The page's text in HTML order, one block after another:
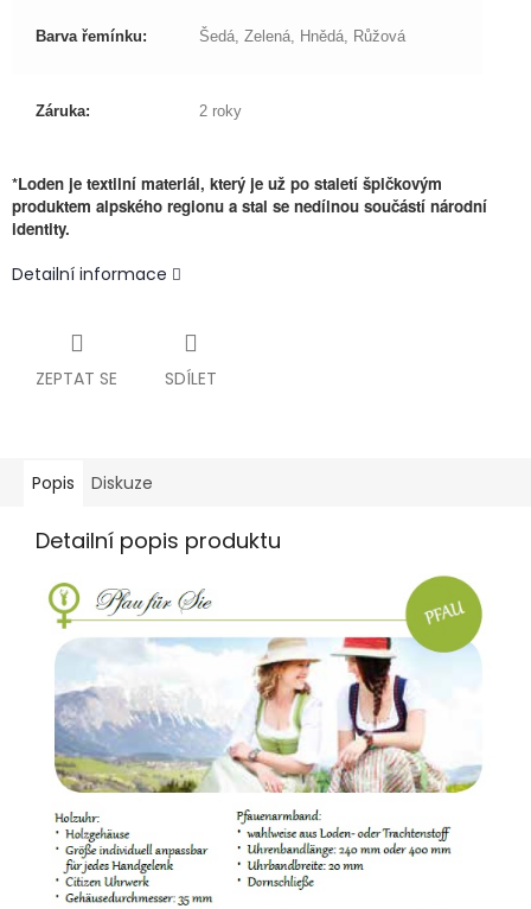
Barva řemínku: Šedá, Zelená, Hnědá, Růžová
Záruka: 2 roky
*Loden je textilní materiál, který je už po staletí špičkovým
produktem alpského regionu a stal se nedílnou součástí národní
identity.
Detailní informace
ZEPTAT SE SDÍLET
Popis Diskuze
Detailní popis produktu